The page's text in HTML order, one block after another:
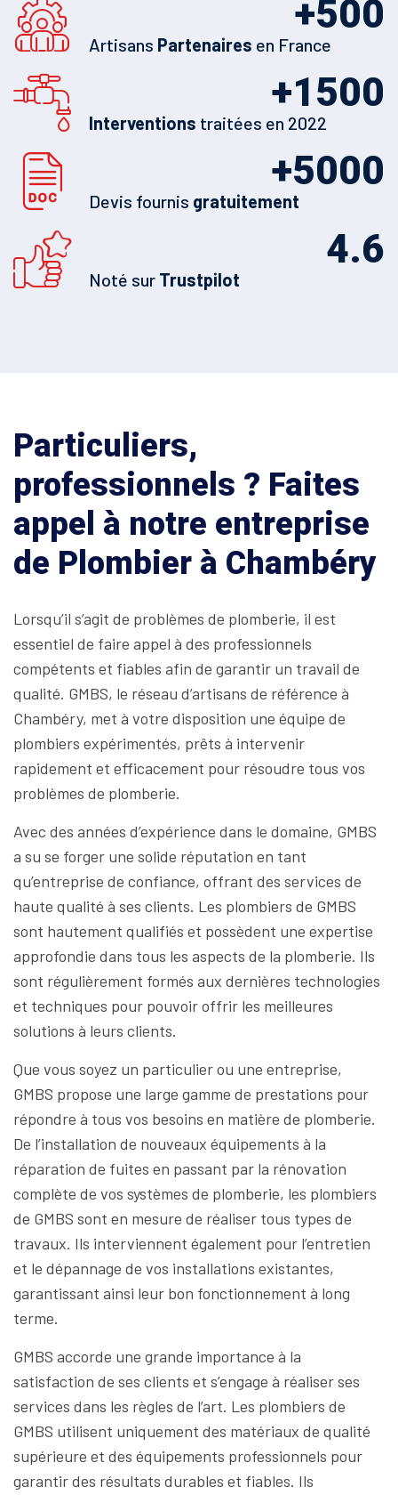
500
+
Artisans Partenaires en France
1500
+
Interventions traitées en 2022
5000
+
Devis fournis gratuitement
4.6
Noté sur Trustpilot
Particuliers,
professionnels ? Faites
appel à notre entreprise
de Plombier à Chambéry
Lorsqu’il s’agit de problèmes de plomberie, il est
essentiel de faire appel à des professionnels
compétents et fiables afin de garantir un travail de
qualité. GMBS, le réseau d’artisans de référence à
Chambéry, met à votre disposition une équipe de
plombiers expérimentés, prêts à intervenir
rapidement et efficacement pour résoudre tous vos
problèmes de plomberie.
Avec des années d’expérience dans le domaine, GMBS
a su se forger une solide réputation en tant
qu’entreprise de confiance, offrant des services de
haute qualité à ses clients. Les plombiers de GMBS
sont hautement qualifiés et possèdent une expertise
approfondie dans tous les aspects de la plomberie. Ils
sont régulièrement formés aux dernières technologies
et techniques pour pouvoir offrir les meilleures
solutions à leurs clients.
Que vous soyez un particulier ou une entreprise,
GMBS propose une large gamme de prestations pour
répondre à tous vos besoins en matière de plomberie.
De l’installation de nouveaux équipements à la
réparation de fuites en passant par la rénovation
complète de vos systèmes de plomberie, les plombiers
de GMBS sont en mesure de réaliser tous types de
travaux. Ils interviennent également pour l’entretien
et le dépannage de vos installations existantes,
garantissant ainsi leur bon fonctionnement à long
terme.
GMBS accorde une grande importance à la
satisfaction de ses clients et s’engage à réaliser ses
services dans les règles de l’art. Les plombiers de
GMBS utilisent uniquement des matériaux de qualité
supérieure et des équipements professionnels pour
garantir des résultats durables et fiables. Ils